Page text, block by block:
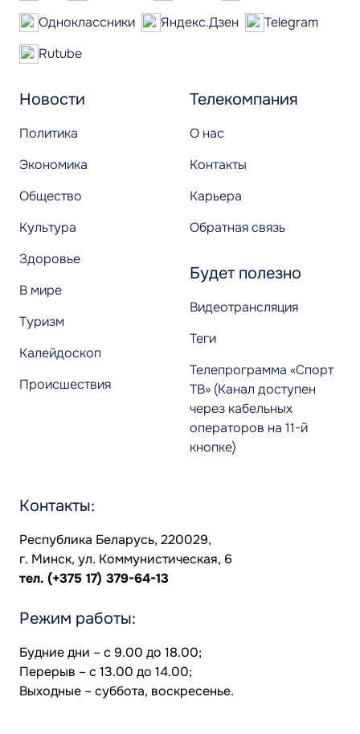
Новости
Политика
Экономика
Общество
Культура
Здоровье
В мире
Туризм
Калейдоскоп
Происшествия
Телекомпания
О нас
Контакты
Карьера
Обратная связь
Будет полезно
Видеотрансляция
Теги
Телепрограмма «Спорт
ТВ» (Канал доступен
через кабельных
операторов на 11-й
кнопке)
Одноклассники
Яндекс.Дзен
Telegram
Rutube
Контакты:
Республика Беларусь, 220029,
г. Минск, ул. Коммунистическая, 6
тел. (+375 17) 379-64-13
Режим работы:
Будние дни – с 9.00 до 18.00;
Перерыв – с 13.00 до 14.00;
Выходные – суббота, воскресенье.